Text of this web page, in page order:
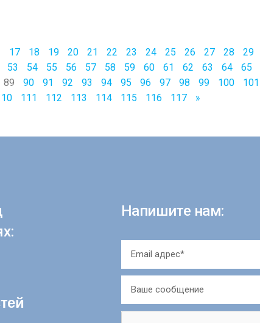
17 18 19 20 21 22 23 24 25 26 27 28 29
53 54 55 56 57 58 59 60 61 62 63 64 65
89 90 91 92 93 94 95 96 97 98 99 100 101
111 112 113 114 115 116 117 »
Напишите нам: